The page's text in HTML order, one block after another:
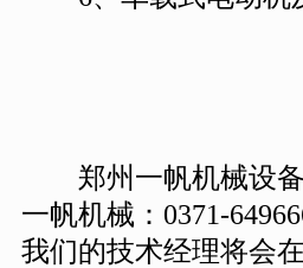
郑州一帆机械设备
一帆机械：0371-
我们的技术经理将会